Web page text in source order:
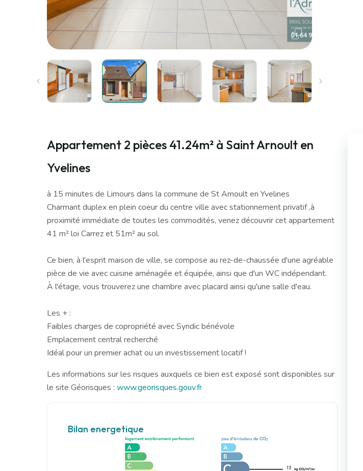
Appartement 2 pièces 41.24m² à Saint Arnoult en
Yvelines
à 15 minutes de Limours dans la commune de St Arnoult en Yvelines
Charmant duplex en plein coeur du centre ville avec stationnement privatif ,à
proximité immédiate de toutes les commodités, venez découvrir cet appartement
41 m² loi Carrez et 51m² au sol.
Ce bien, à l'esprit maison de ville, se compose au rez-de-chaussée d'une agréable
pièce de vie avec cuisine aménagée et équipée, ainsi que d'un WC indépendant.
À l'étage, vous trouverez une chambre avec placard ainsi qu'une salle d'eau.
Les + :
Faibles charges de copropriété avec Syndic bénévole
Emplacement central recherché
Idéal pour un premier achat ou un investissement locatif !
Les informations sur les risques auxquels ce bien est exposé sont disponibles sur
le site Géorisques : www.georisques.gouv.fr
Bilan energetique
13